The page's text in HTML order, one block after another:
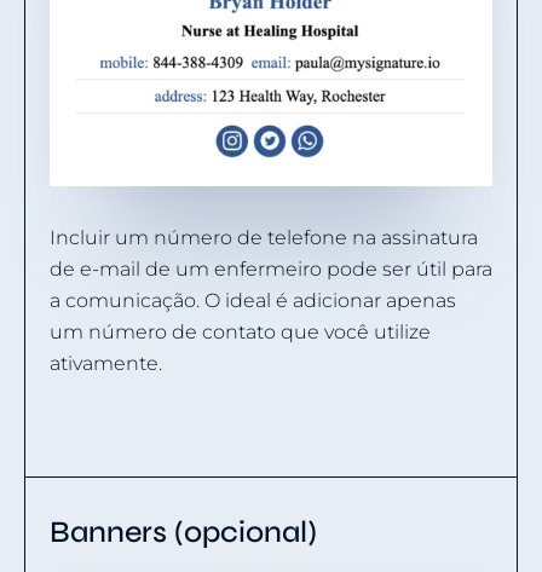
Incluir um número de telefone na assinatura
de e-mail de um enfermeiro pode ser útil para
a comunicação. O ideal é adicionar apenas
um número de contato que você utilize
ativamente.
Banners (opcional)